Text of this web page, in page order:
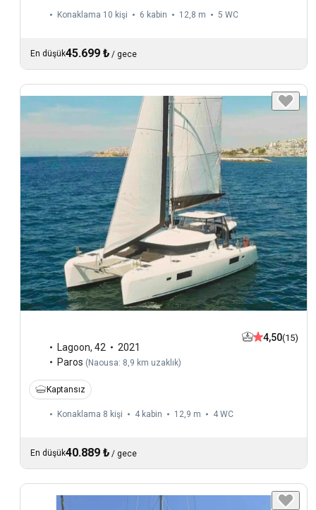
Konaklama 10 kişi 6 kabin 12,8 m 5 WC
En düşük45.699 ₺ / gece
Lagoon, 42
2021
Paros (Naousa: 8,9 km uzaklık)
4,50(15)
Kaptansız
Konaklama 8 kişi 4 kabin 12,9 m 4 WC
En düşük40.889 ₺ / gece